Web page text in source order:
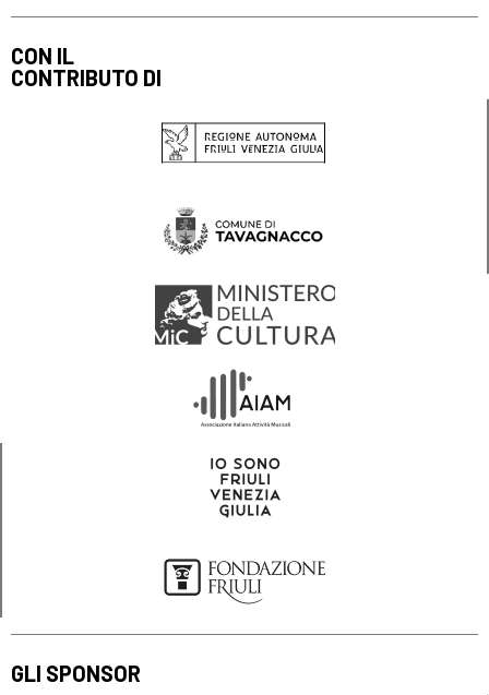
CON IL
CONTRIBUTO DI
GLI SPONSOR